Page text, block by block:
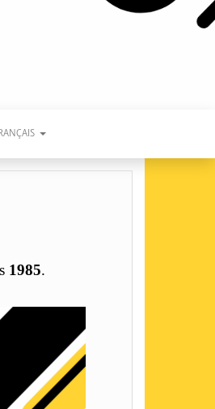
1985.